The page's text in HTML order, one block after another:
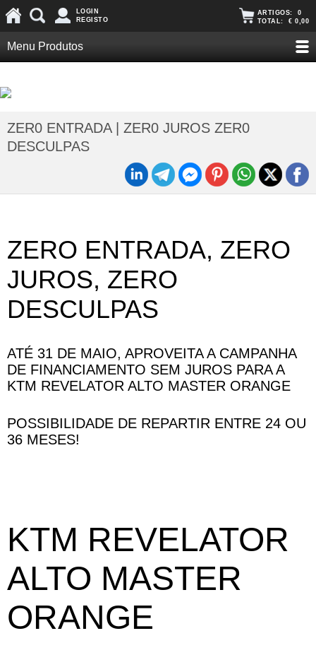
LOGIN
REGISTO
ARTIGOS: 0
TOTAL: € 0,00
Menu Produtos
ZER0 ENTRADA | ZER0 JUROS ZER0
DESCULPAS
ZERO ENTRADA, ZERO
JUROS, ZERO
DESCULPAS
ATÉ 31 DE MAIO, APROVEITA A CAMPANHA
DE FINANCIAMENTO SEM JUROS PARA A
KTM REVELATOR ALTO MASTER ORANGE
POSSIBILIDADE DE REPARTIR ENTRE 24 OU
36 MESES!
KTM REVELATOR
ALTO MASTER
ORANGE